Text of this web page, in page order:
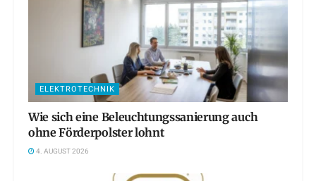
ELEKTROTECHNIK
Wie sich eine Beleuchtungssanierung auch
ohne Förderpolster lohnt
4. AUGUST 2026